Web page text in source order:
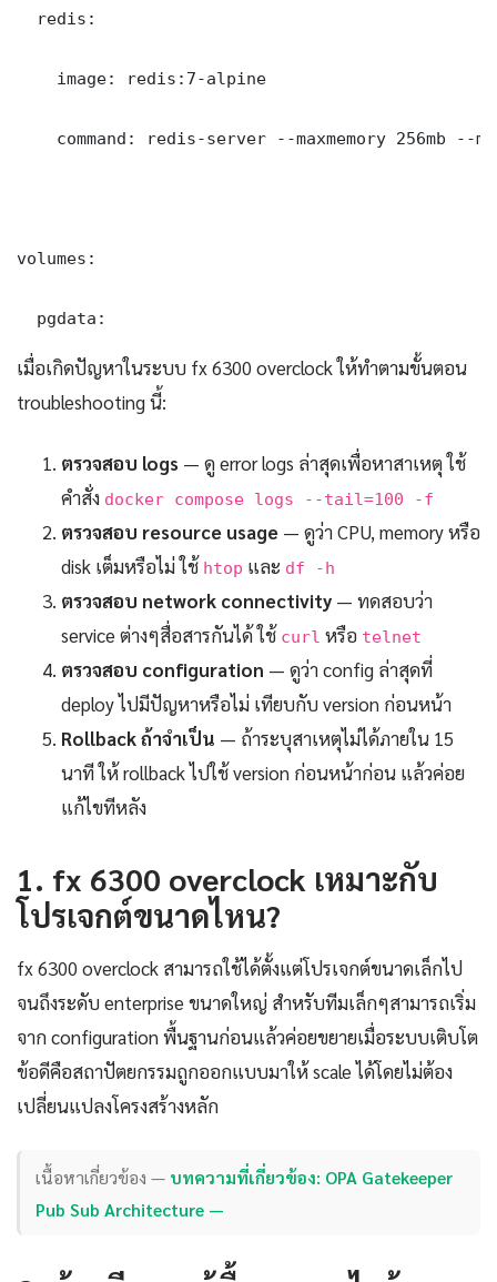
  redis:
    image: redis:7-alpine
command: redis-server --maxmemory 256mb --
volumes:
  pgdata:
เมื่อเกิดปัญหาในระบบ fx 6300 overclock ให้ทำตามขั้นตอน
troubleshooting นี้:
ตรวจสอบ logs — ดู error logs ล่าสุดเพื่อหาสาเหตุ ใช้
คำสั่ง docker compose logs --tail=100 -f
ตรวจสอบ resource usage — ดูว่า CPU, memory หรือ
disk เต็มหรือไม่ ใช้ htop และ df -h
ตรวจสอบ network connectivity — ทดสอบว่า
service ต่างๆสื่อสารกันได้ ใช้ curl หรือ telnet
ตรวจสอบ configuration — ดูว่า config ล่าสุดที่
deploy ไปมีปัญหาหรือไม่ เทียบกับ version ก่อนหน้า
Rollback ถ้าจำเป็น — ถ้าระบุสาเหตุไม่ได้ภายใน 15
นาที ให้ rollback ไปใช้ version ก่อนหน้าก่อน แล้วค่อย
แก้ไขทีหลัง
1. fx 6300 overclock เหมาะกับ
โปรเจกต์ขนาดไหน?
fx 6300 overclock สามารถใช้ได้ตั้งแต่โปรเจกต์ขนาดเล็กไป
จนถึงระดับ enterprise ขนาดใหญ่ สำหรับทีมเล็กๆสามารถเริ่ม
จาก configuration พื้นฐานก่อนแล้วค่อยขยายเมื่อระบบเติบโต
ข้อดีคือสถาปัตยกรรมถูกออกแบบมาให้ scale ได้โดยไม่ต้อง
เปลี่ยนแปลงโครงสร้างหลัก
เนื้อหาเกี่ยวข้อง — บทความที่เกี่ยวข้อง: OPA Gatekeeper
Pub Sub Architecture —